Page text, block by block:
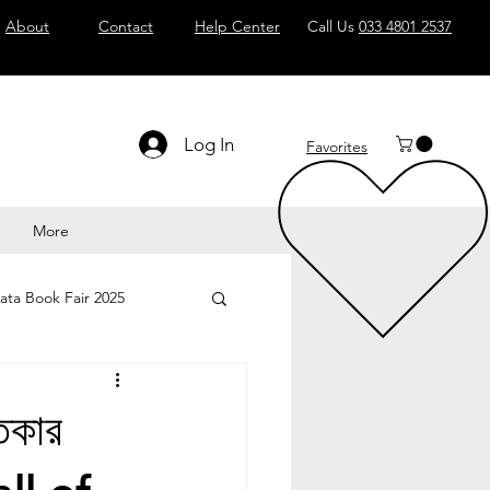
About Contact Help Center Call Us 033 4801 2537
Log In Favorites
More
Book Fair 2025